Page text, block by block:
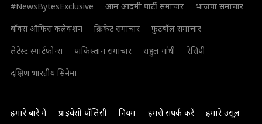
#NewsBytesExclusive
आम आदमी पार्टी समाचार
भाजपा समाचार
बॉक्स ऑफिस कलेक्शन
क्रिकेट समाचार
फुटबॉल समाचार
लेटेस्ट स्मार्टफोन्स
पाकिस्तान समाचार राहुल गांधी
रेसिपी
दक्षिण भारतीय सिनेमा
हमारे बारे में प्राइवेसी पॉलिसी नियम हमसे संपर्क करें
हमारे उसूल